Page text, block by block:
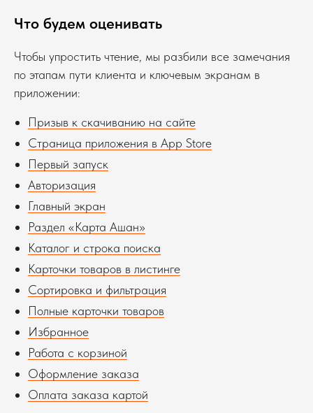
Что будем оценивать
Чтобы упростить чтение, мы разбили все замечания
по этапам пути клиента и ключевым экранам в
приложении:
Призыв к скачиванию на сайте
Страница приложения в App Store
Первый запуск
Авторизация
Главный экран
Раздел «Карта Ашан»
Каталог и строка поиска
Карточки товаров в листинге
Сортировка и фильтрация
Полные карточки товаров
Избранное
Работа с корзиной
Оформление заказа
Оплата заказа картой